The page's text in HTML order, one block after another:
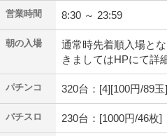
営業時間 8:30 ～ 23:59
朝の入場
通常時先着順入場と
きましてはHPにて詳
パチンコ 320台：[4][100円/89玉]
パチスロ 230台：[1000円/46枚]